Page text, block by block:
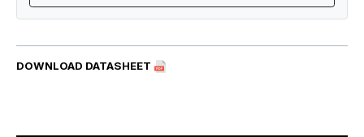
DOWNLOAD DATASHEET